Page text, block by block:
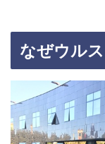
なぜウル